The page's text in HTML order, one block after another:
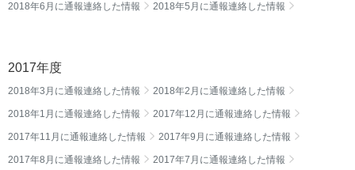
2018年6月に通報連絡した情報 2018年5月に通報連絡した情報
2017年度
2018年3月に通報連絡した情報 2018年2月に通報連絡した情報
2018年1月に通報連絡した情報 2017年12月に通報連絡した情報
2017年11月に通報連絡した情報 2017年9月に通報連絡した情報
2017年8月に通報連絡した情報 2017年7月に通報連絡した情報